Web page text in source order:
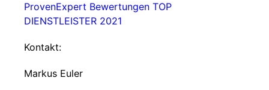
ProvenExpert Bewertungen TOP
DIENSTLEISTER 2021
Kontakt:
Markus Euler